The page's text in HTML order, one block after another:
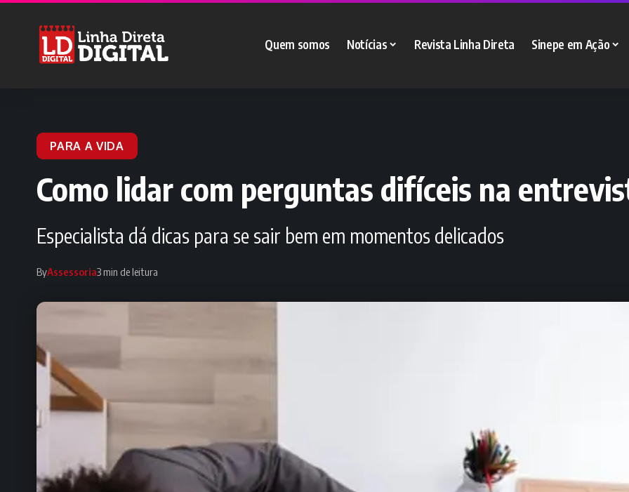
Quem somos Notícias Revista Linha Direta Sinepe em Ação
PARA A VIDA
Como lidar com perguntas difíceis na
Especialista dá dicas para se sair bem em momentos delicados
ByAssessoria3 min de leitura